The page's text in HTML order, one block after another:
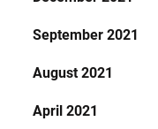
September 2021
August 2021
April 2021